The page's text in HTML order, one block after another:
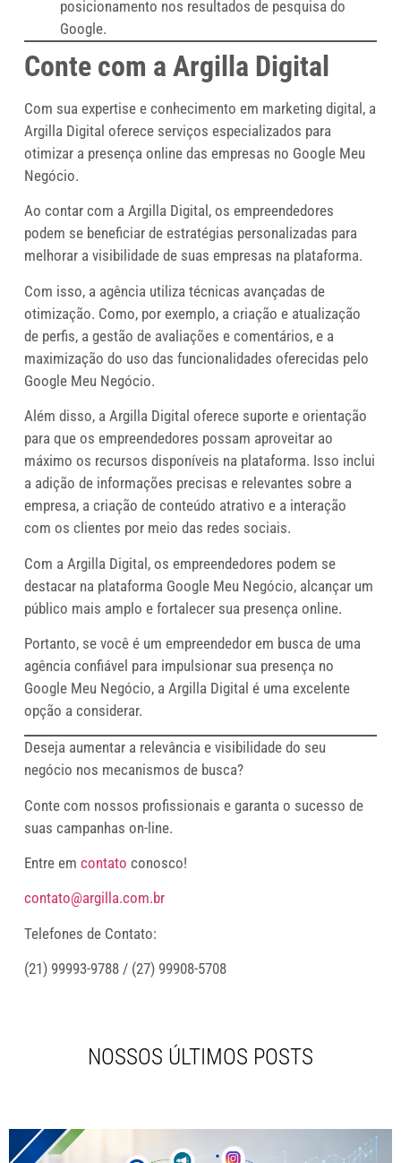
posicionamento nos resultados de pesquisa do
Google.
Conte com a Argilla Digital
Com sua expertise e conhecimento em marketing digital, a
Argilla Digital oferece serviços especializados para
otimizar a presença online das empresas no Google Meu
Negócio.
Ao contar com a Argilla Digital, os empreendedores
podem se beneficiar de estratégias personalizadas para
melhorar a visibilidade de suas empresas na plataforma.
Com isso, a agência utiliza técnicas avançadas de
otimização. Como, por exemplo, a criação e atualização
de perfis, a gestão de avaliações e comentários, e a
maximização do uso das funcionalidades oferecidas pelo
Google Meu Negócio.
Além disso, a Argilla Digital oferece suporte e orientação
para que os empreendedores possam aproveitar ao
máximo os recursos disponíveis na plataforma. Isso inclui
a adição de informações precisas e relevantes sobre a
empresa, a criação de conteúdo atrativo e a interação
com os clientes por meio das redes sociais.
Com a Argilla Digital, os empreendedores podem se
destacar na plataforma Google Meu Negócio, alcançar um
público mais amplo e fortalecer sua presença online.
Portanto, se você é um empreendedor em busca de uma
agência confiável para impulsionar sua presença no
Google Meu Negócio, a Argilla Digital é uma excelente
opção a considerar.
Deseja aumentar a relevância e visibilidade do seu
negócio nos mecanismos de busca?
Conte com nossos profissionais e garanta o sucesso de
suas campanhas on-line.
Entre emcontato conosco!
contato@argilla.com.br
Telefones de Contato:
(21) 99993-9788 / (27) 99908-5708
NOSSOS ÚLTIMOS POSTS